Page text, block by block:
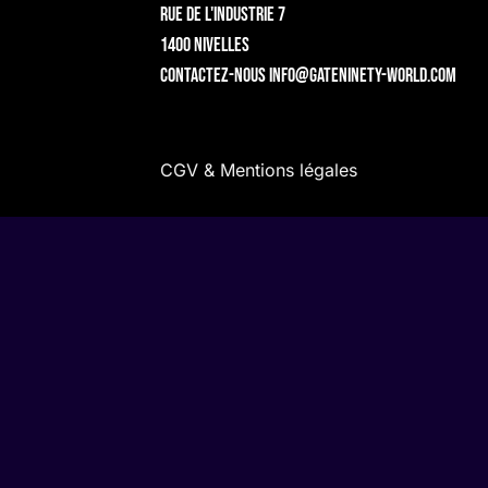
Rue de l'Industrie 7
1400 Nivelles
Contactez-nous info@gateninety-world.com
CGV & Mentions légales